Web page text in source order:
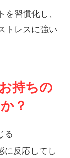
習慣化し、
トレスに強い
持ちの
？
る
に反応してし